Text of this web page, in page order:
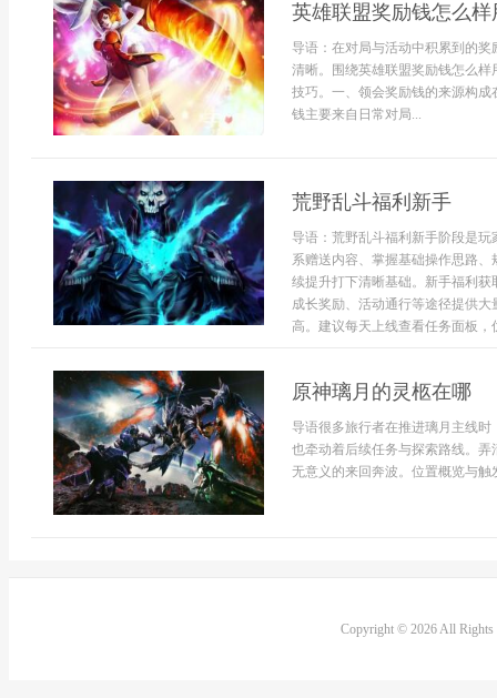
英雄联盟奖励钱怎么
导语：在对局与活动中积累到的
清晰。围绕英雄联盟奖励钱怎么
技巧。一、领会奖励钱的来源构成
钱主要来自日常对局...
荒野乱斗福利新手
导语：荒野乱斗福利新手阶段是
系赠送内容、掌握基础操作思路
续提升打下清晰基础。新手福利
成长奖励、活动通行等途径提供
高。建议每天上线查看任务面板，
原神璃月的灵柩在哪
导语很多旅行者在推进璃月主线
也牵动着后续任务与探索路线。
无意义的来回奔波。位置概览与
Copyright © 2026 All